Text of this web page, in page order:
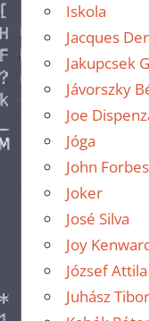
Iskola
Jacques
Jakupcsek
Jávorszky
Joe
Jóga
John
Joker
José Silva
Joy
József Attila
Juhász Tibor